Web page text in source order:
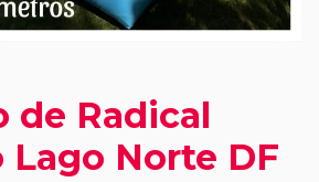
de Radical
Lago Norte DF